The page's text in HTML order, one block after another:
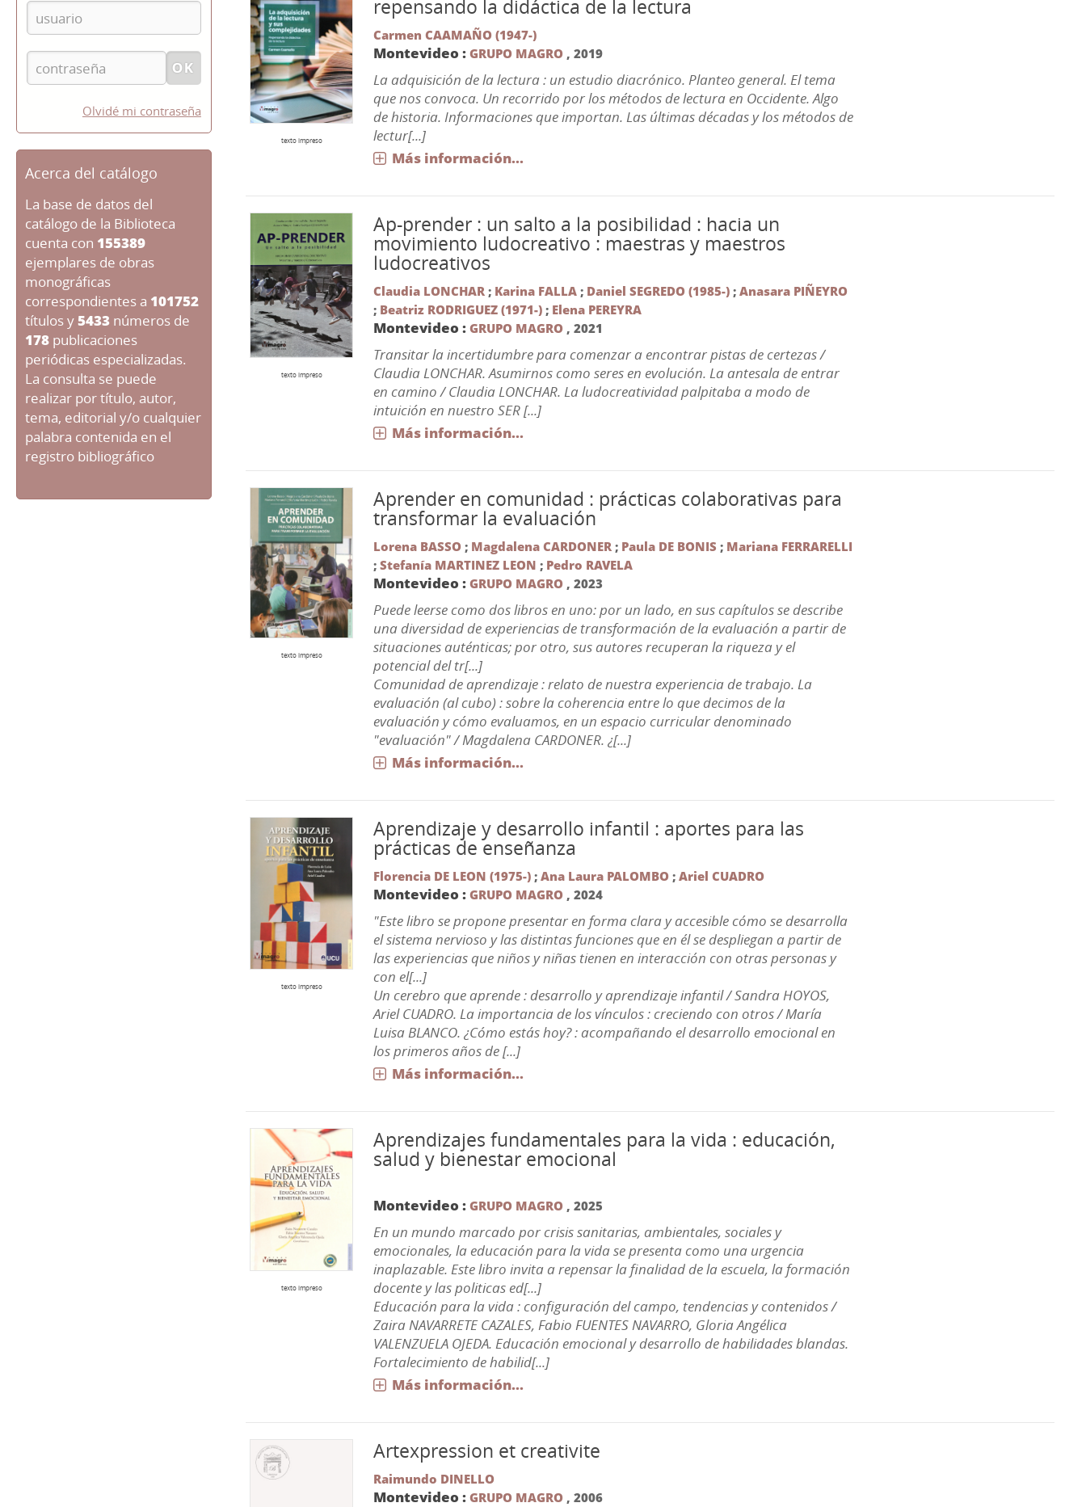
texto impreso
repensando la didáctica de la lectura
Carmen CAAMAÑO (1947-)
Montevideo :GRUPO MAGRO ,2019
La adquisición de la lectura : un estudio diacrónico. Planteo general. El tema
que nos convoca. Un recorrido por los métodos de lectura en Occidente. Algo
de historia. Informaciones que importan. Las últimas décadas y los métodos de
lectur[...]
Más información...
texto impreso
Ap-prender : un salto a la posibilidad : hacia un
movimiento ludocreativo : maestras y maestros
ludocreativos
Claudia LONCHAR ; Karina FALLA ; Daniel SEGREDO (1985-) ;Anasara PIÑEYRO
; Beatriz RODRIGUEZ (1971-) ; Elena PEREYRA
Montevideo :GRUPO MAGRO ,2021
Transitar la incertidumbre para comenzar a encontrar pistas de certezas /
Claudia LONCHAR. Asumirnos como seres en evolución. La antesala de entrar
en camino / Claudia LONCHAR. La ludocreatividad palpitaba a modo de
intuición en nuestro SER [...]
Más información...
texto impreso
Aprender en comunidad : prácticas colaborativas para
transformar la evaluación
Lorena BASSO ; Magdalena CARDONER ; Paula DE BONIS ; Mariana FERRARELLI
;Stefanía MARTINEZ LEON ; Pedro RAVELA
Montevideo :GRUPO MAGRO ,2023
Puede leerse como dos libros en uno: por un lado, en sus capítulos se describe
una diversidad de experiencias de transformación de la evaluación a partir de
situaciones auténticas; por otro, sus autores recuperan la riqueza y el
potencial del tr[...]
Comunidad de aprendizaje : relato de nuestra experiencia de trabajo. La
evaluación (al cubo) : sobre la coherencia entre lo que decimos de la
evaluación y cómo evaluamos, en un espacio curricular denominado
"evaluación" / Magdalena CARDONER. ¿[...]
Más información...
texto impreso
Aprendizaje y desarrollo infantil : aportes para las
prácticas de enseñanza
Florencia DE LEON (1975-) ;Ana Laura PALOMBO ;Ariel CUADRO
Montevideo :GRUPO MAGRO ,2024
"Este libro se propone presentar en forma clara y accesible cómo se desarrolla
el sistema nervioso y las distintas funciones que en él se despliegan a partir de
las experiencias que niños y niñas tienen en interacción con otras personas y
con el[...]
Un cerebro que aprende : desarrollo y aprendizaje infantil / Sandra HOYOS,
Ariel CUADRO. La importancia de los vínculos : creciendo con otros / María
Luisa BLANCO. ¿Cómo estás hoy? : acompañando el desarrollo emocional en
los primeros años de [...]
Más información...
texto impreso
Aprendizajes fundamentales para la vida : educación,
salud y bienestar emocional
Montevideo :GRUPO MAGRO ,2025
En un mundo marcado por crisis sanitarias, ambientales, sociales y
emocionales, la educación para la vida se presenta como una urgencia
inaplazable. Este libro invita a repensar la finalidad de la escuela, la formación
docente y las politicas ed[...]
Educación para la vida : configuración del campo, tendencias y contenidos /
Zaira NAVARRETE CAZALES, Fabio FUENTES NAVARRO, Gloria Angélica
VALENZUELA OJEDA. Educación emocional y desarrollo de habilidades blandas.
Fortalecimiento de habilid[...]
Más información...
Artexpression et creativite
Raimundo DINELLO
Montevideo :GRUPO MAGRO ,2006
Olvidé mi contraseña
Acerca del catálogo
La base de datos del
catálogo de la Biblioteca
cuenta con 155389
ejemplares de obras
monográficas
correspondientes a 101752
títulos y5433 números de
178 publicaciones
periódicas especializadas.
La consulta se puede
realizar por título, autor,
tema, editorial y/o cualquier
palabra contenida en el
registro bibliográfico